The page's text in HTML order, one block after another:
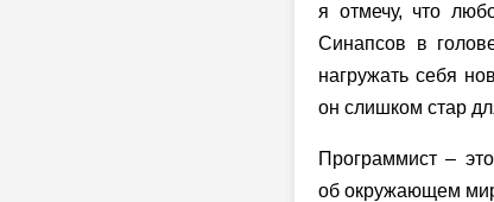
я отмечу, что
Синапсов в
нагружать себя
он слишком стар
Программист –
об окружающем